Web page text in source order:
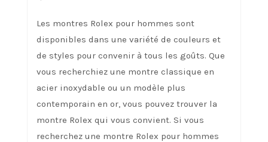
Les montres Rolex pour hommes sont
disponibles dans une variété de couleurs et
de styles pour convenir à tous les goûts. Que
vous recherchiez une montre classique en
acier inoxydable ou un modèle plus
contemporain en or, vous pouvez trouver la
montre Rolex qui vous convient. Si vous
recherchez une montre Rolex pour hommes